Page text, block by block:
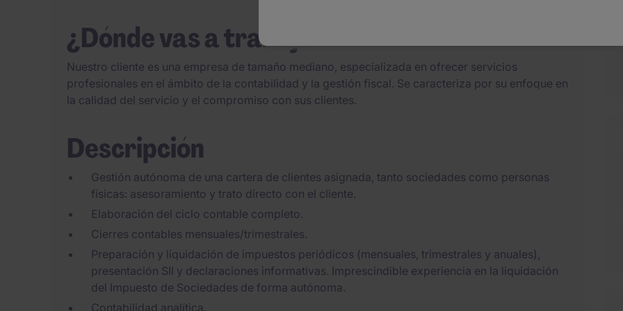
¿Dónde vas a trabajar?
Nuestro cliente es una empresa de tamaño mediano, especializada en ofrecer servicios
profesionales en el ámbito de la contabilidad y la gestión fiscal. Se caracteriza por su enfoque en
la calidad del servicio y el compromiso con sus clientes.
Descripción
Gestión autónoma de una cartera de clientes asignada, tanto sociedades como personas
físicas: asesoramiento y trato directo con el cliente.
Elaboración del ciclo contable completo.
Cierres contables mensuales/trimestrales.
Preparación y liquidación de impuestos periódicos (mensuales, trimestrales y anuales),
presentación SII y declaraciones informativas. Imprescindible experiencia en la liquidación
del Impuesto de Sociedades de forma autónoma.
Contabilidad analítica.